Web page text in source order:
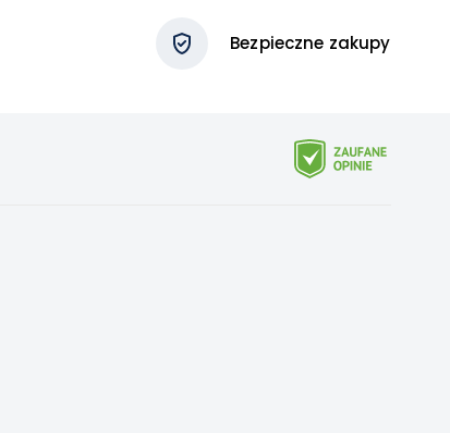
Bezpieczne zakupy